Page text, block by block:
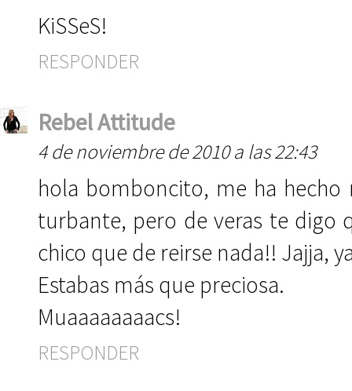
KiSSeS!
RESPONDER
Rebel Attitude
4 de noviembre de 2010 a las 22:43
hola bomboncito, me ha hecho
turbante, pero de veras te digo
chico que de reirse nada!! Jajja,
Estabas más que preciosa.
Muaaaaaaaacs!
RESPONDER